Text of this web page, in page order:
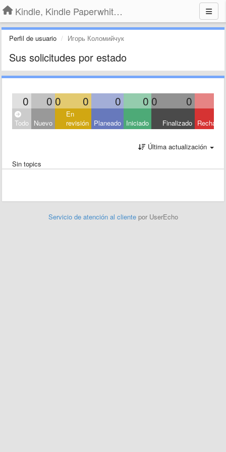
Kindle, Kindle Paperwhite, Kindle Voyage
Perfil de usuario Игорь Коломийчук
Sus solicitudes por estado
0 0 0 0 0 0 0 0
Todo Nuevo
En
revisión Planeado Iniciado Finalizado
Última actualización
Sin topics
Servicio de atención al cliente por UserEcho